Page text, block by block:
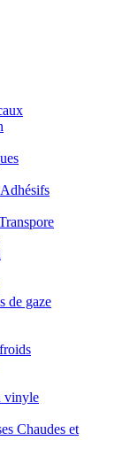
de gaze
vinyle
Chaudes et